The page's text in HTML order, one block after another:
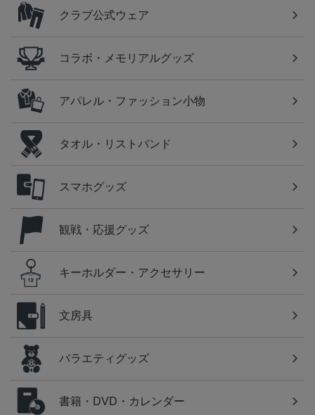
クラブ公式ウェア
コラボ・メモリアルグッズ
アパレル・ファッション小物
タオル・リストバンド
スマホグッズ
観戦・応援グッズ
キーホルダー・アクセサリー
文房具
バラエティグッズ
書籍・DVD・カレンダー